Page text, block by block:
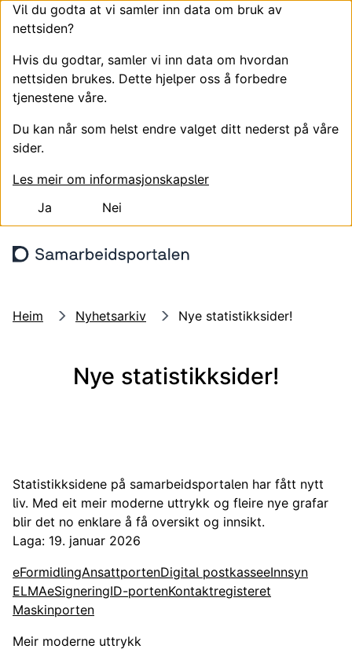
Vil du godta at vi samler inn data om bruk av
nettsiden?
Hvis du godtar, samler vi inn data om hvordan
nettsiden brukes. Dette hjelper oss å forbedre
tjenestene våre.
Du kan når som helst endre valget ditt nederst på våre
sider.
Les meir om informasjonskapsler
Ja
Nei
Heim Nyhetsarkiv Nye statistikksider!
Nye statistikksider!
Statistikksidene på samarbeidsportalen har fått nytt
liv. Med eit meir moderne uttrykk og fleire nye grafar
blir det no enklare å få oversikt og innsikt.
Laga: 19. januar 2026
eFormidlingAnsattportenDigital postkasseeInnsyn
ELMAeSigneringID-portenKontaktregisteret
Maskinporten
Meir moderne uttrykk